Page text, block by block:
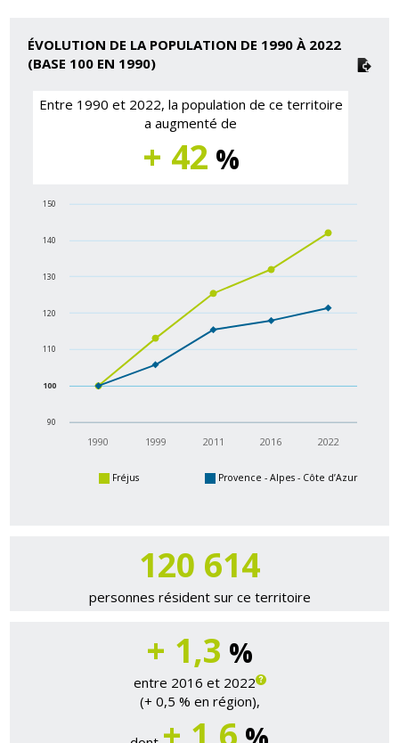
ÉVOLUTION DE LA POPULATION DE 1990 À 2022
(BASE 100 EN 1990)
Entre 1990 et 2022, la population de ce territoire
a augmenté de
+ 42 %
1990 1999 2011 2016 2022
90
100
110
120
130
140
150
Fréjus Provence - Alpes - Côte d’Azur
120 881
personnes résident sur ce territoire
+ 1,3 %
entre 2016 et 2022
(+ 0,5 % en région),